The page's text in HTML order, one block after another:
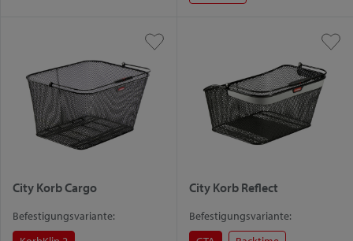
City Korb Cargo
Befestigungsvariante:
City Korb Reflect
Befestigungsvariante: